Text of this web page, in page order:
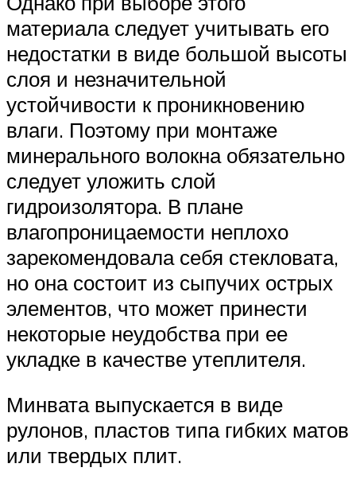
материала следует учитывать его
недостатки в виде большой высоты
слоя и незначительной
устойчивости к проникновению
влаги. Поэтому при монтаже
минерального волокна обязательно
следует уложить слой
гидроизолятора. В плане
влагопроницаемости неплохо
зарекомендовала себя стекловата,
но она состоит из сыпучих острых
элементов, что может принести
некоторые неудобства при ее
укладке в качестве утеплителя.
Минвата выпускается в виде
рулонов, пластов типа гибких матов
или твердых плит.